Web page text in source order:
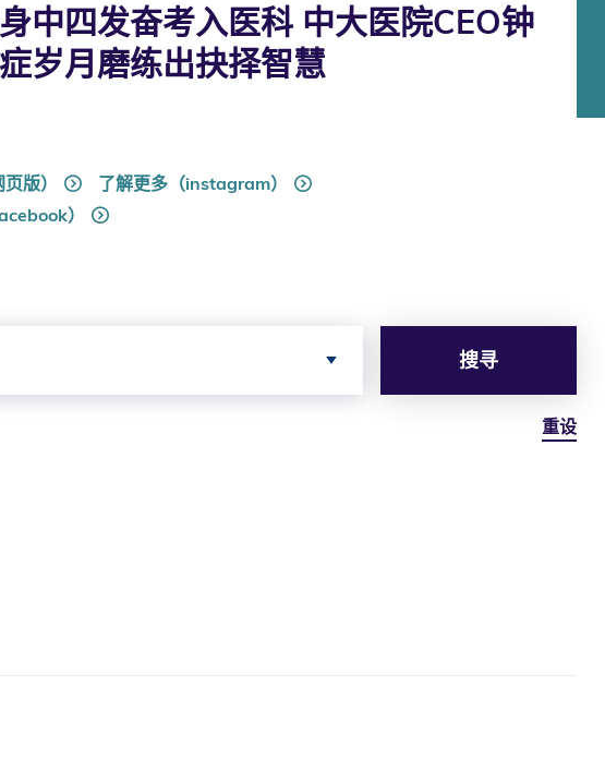
中四发奋考入医科 中大医院CEO钟
岁月磨练出抉择智慧
版）
了解更多（instagram）
）
搜寻
重设